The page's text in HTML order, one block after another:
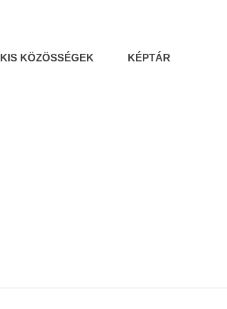
KIS KÖZÖSSÉGEK KÉPTÁR